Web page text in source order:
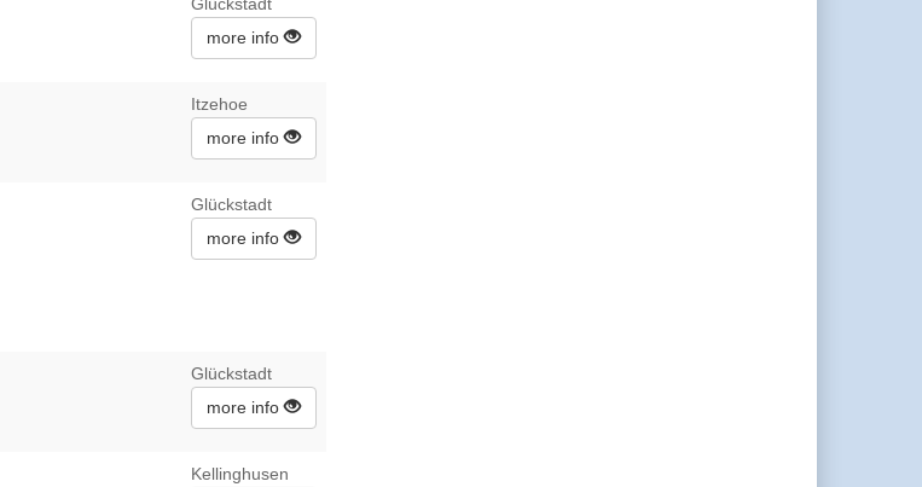
more info
Itzehoe
more info
Glückstadt
more info
Glückstadt
more info
Kellinghusen